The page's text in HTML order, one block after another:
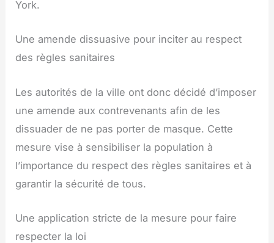
York.
Une amende dissuasive pour inciter au respect
des règles sanitaires
Les autorités de la ville ont donc décidé d’imposer
une amende aux contrevenants afin de les
dissuader de ne pas porter de masque. Cette
mesure vise à sensibiliser la population à
l’importance du respect des règles sanitaires et à
garantir la sécurité de tous.
Une application stricte de la mesure pour faire
respecter la loi